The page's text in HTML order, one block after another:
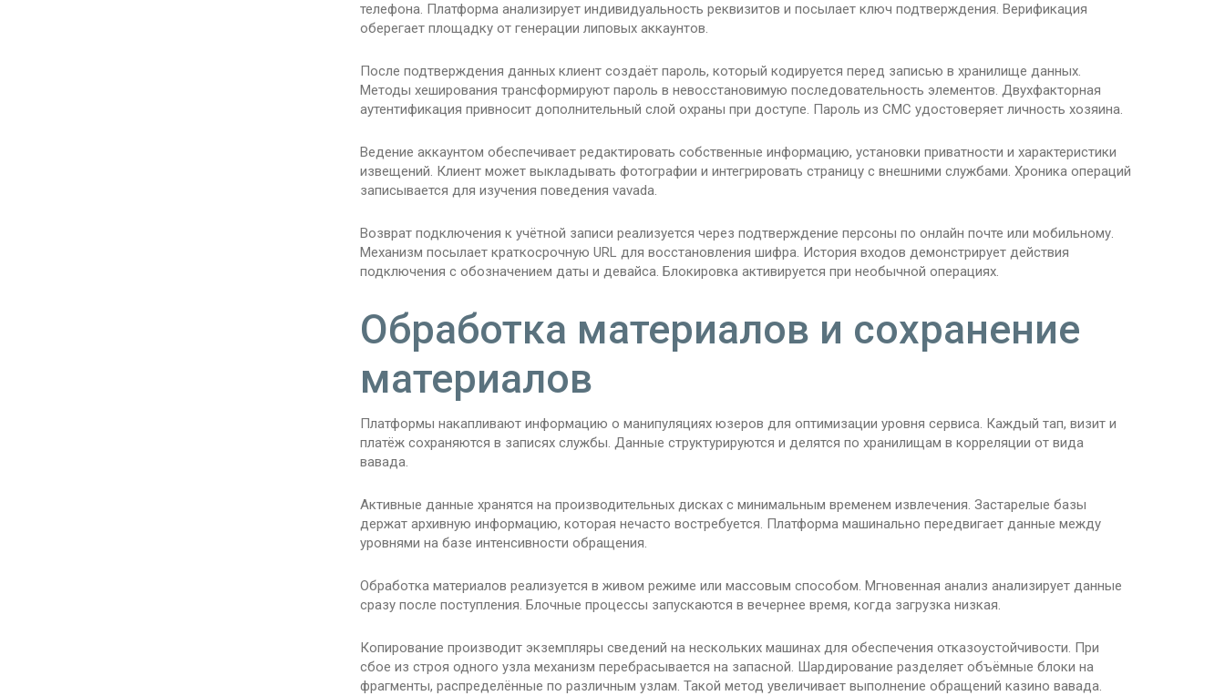
телефона. Платформа анализирует индивидуальность реквизитов и посылает ключ подтверждения. Верификация
оберегает площадку от генерации липовых аккаунтов.
После подтверждения данных клиент создаёт пароль, который кодируется перед записью в хранилище данных.
Методы хеширования трансформируют пароль в невосстановимую последовательность элементов. Двухфакторная
аутентификация привносит дополнительный слой охраны при доступе. Пароль из СМС удостоверяет личность хозяина.
Ведение аккаунтом обеспечивает редактировать собственные информацию, установки приватности и характеристики
извещений. Клиент может выкладывать фотографии и интегрировать страницу с внешними службами. Хроника операций
записывается для изучения поведения vavada.
Возврат подключения к учётной записи реализуется через подтверждение персоны по онлайн почте или мобильному.
Механизм посылает краткосрочную URL для восстановления шифра. История входов демонстрирует действия
подключения с обозначением даты и девайса. Блокировка активируется при необычной операциях.
Обработка материалов и сохранение
материалов
Платформы накапливают информацию о манипуляциях юзеров для оптимизации уровня сервиса. Каждый тап, визит и
платёж сохраняются в записях службы. Данные структурируются и делятся по хранилищам в корреляции от вида
вавада.
Активные данные хранятся на производительных дисках с минимальным временем извлечения. Застарелые базы
держат архивную информацию, которая нечасто востребуется. Платформа машинально передвигает данные между
уровнями на базе интенсивности обращения.
Обработка материалов реализуется в живом режиме или массовым способом. Мгновенная анализ анализирует данные
сразу после поступления. Блочные процессы запускаются в вечернее время, когда загрузка низкая.
Копирование производит экземпляры сведений на нескольких машинах для обеспечения отказоустойчивости. При
сбое из строя одного узла механизм перебрасывается на запасной. Шардирование разделяет объёмные блоки на
фрагменты, распределённые по различным узлам. Такой метод увеличивает выполнение обращений казино вавада.